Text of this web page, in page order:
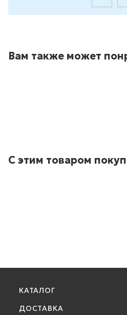
Вам также может
С этим товаром
КАТАЛОГ
ДОСТАВКА